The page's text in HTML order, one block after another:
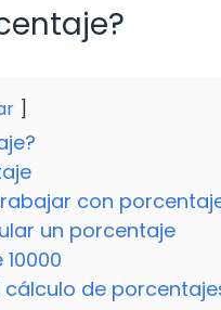
con
un porcentaje
cálculo de